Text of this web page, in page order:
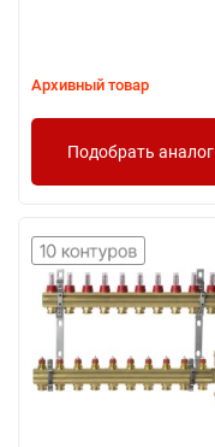
Архивный товар
Подобрать аналог